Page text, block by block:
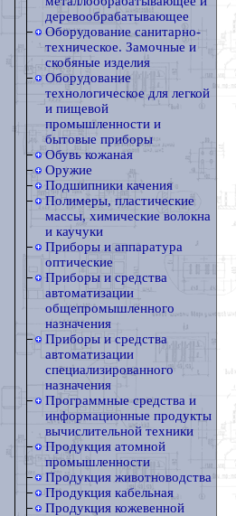
деревообрабатывающее
Оборудование санитарно-
техническое. Замочные и
скобяные изделия
Оборудование
технологическое для легкой
и пищевой
промышленности и
бытовые приборы
Обувь кожаная
Оружие
Подшипники качения
Полимеры, пластические
массы, химические волокна
и каучуки
Приборы и аппаратура
оптические
Приборы и средства
автоматизации
общепромышленного
назначения
Приборы и средства
автоматизации
специализированного
назначения
Программные средства и
информационные продукты
вычислительной техники
Продукция атомной
промышленности
Продукция животноводства
Продукция кабельная
Продукция кожевенной